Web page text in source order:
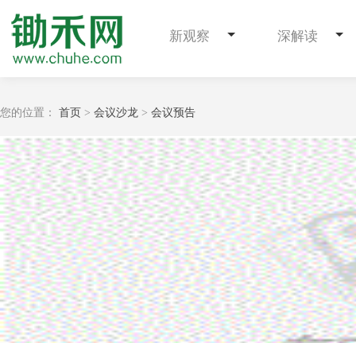
新观察 深解读
您的位置： 首页 > 会议沙龙 > 会议预告